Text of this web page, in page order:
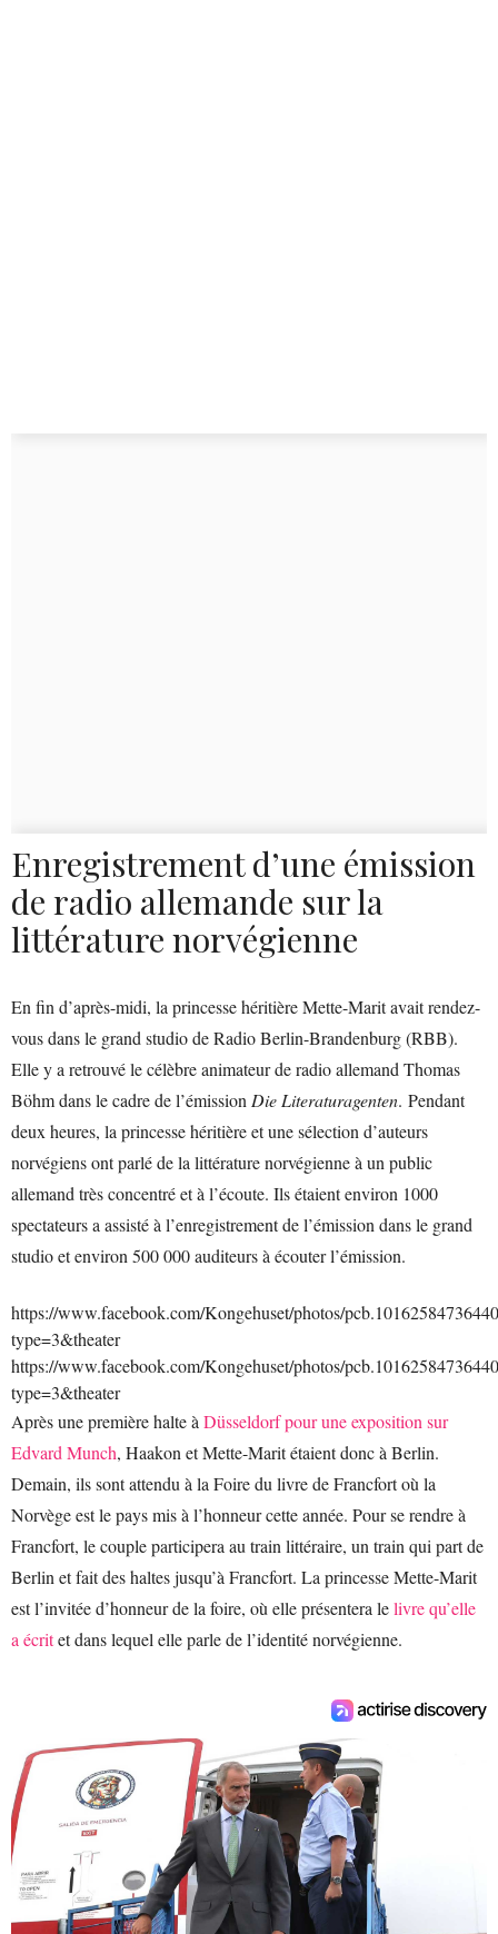
Enregistrement d’une émission
de radio allemande sur la
littérature norvégienne
En fin d’après-midi, la princesse héritière Mette-Marit avait rendez-
vous dans le grand studio de Radio Berlin-Brandenburg (RBB).
Elle y a retrouvé le célèbre animateur de radio allemand Thomas
Böhm dans le cadre de l’émission Die Literaturagenten. Pendant
deux heures, la princesse héritière et une sélection d’auteurs
norvégiens ont parlé de la littérature norvégienne à un public
allemand très concentré et à l’écoute. Ils étaient environ 1000
spectateurs a assisté à l’enregistrement de l’émission dans le grand
studio et environ 500 000 auditeurs à écouter l’émission.
https://www.facebook.com/Kongehuset/photos/
type=3&theater
https://www.facebook.com/Kongehuset/photos/
type=3&theater
Après une première halte à Düsseldorf pour une exposition sur
Edvard Munch, Haakon et Mette-Marit étaient donc à Berlin.
Demain, ils sont attendu à la Foire du livre de Francfort où la
Norvège est le pays mis à l’honneur cette année. Pour se rendre à
Francfort, le couple participera au train littéraire, un train qui part de
Berlin et fait des haltes jusqu’à Francfort. La princesse Mette-Marit
est l’invitée d’honneur de la foire, où elle présentera lelivre qu’elle
a écritet dans lequel elle parle de l’identité norvégienne.